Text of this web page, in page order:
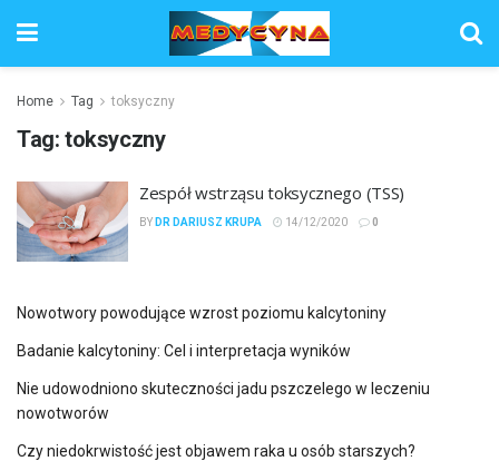
Home Tag toksyczny
Tag: toksyczny
Zespół wstrząsu toksycznego (TSS)
BY DR DARIUSZ KRUPA 14/12/2020 0
Nowotwory powodujące wzrost poziomu kalcytoniny
Badanie kalcytoniny: Cel i interpretacja wyników
Nie udowodniono skuteczności jadu pszczelego w leczeniu
nowotworów
Czy niedokrwistość jest objawem raka u osób starszych?